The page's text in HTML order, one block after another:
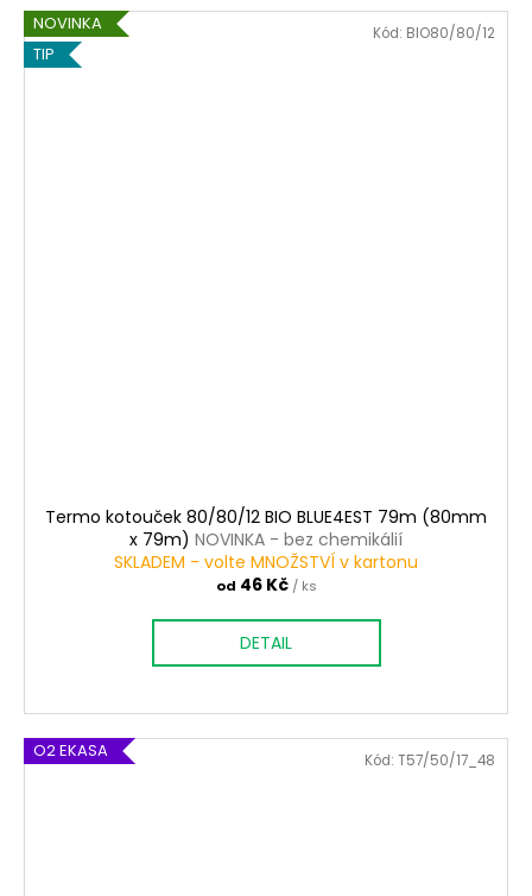
NOVINKA
TIP
Termo kotouček 80/80/12 BIO BLUE4EST 79m (80mm
x 79m) NOVINKA - bez chemikálií
SKLADEM - volte MNOŽSTVÍ v kartonu
od 46 Kč / ks
DETAIL
Kód: BIO80/80/12
O2 EKASA Kód: T57/50/17_48